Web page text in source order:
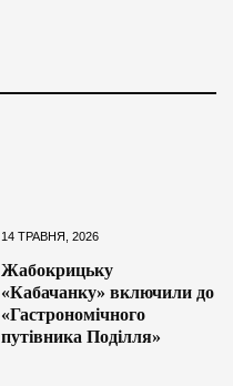
14 ТРАВНЯ, 2026
Жабокрицьку
«Кабачанку» включили до
«Гастрономічного
путівника Поділля»